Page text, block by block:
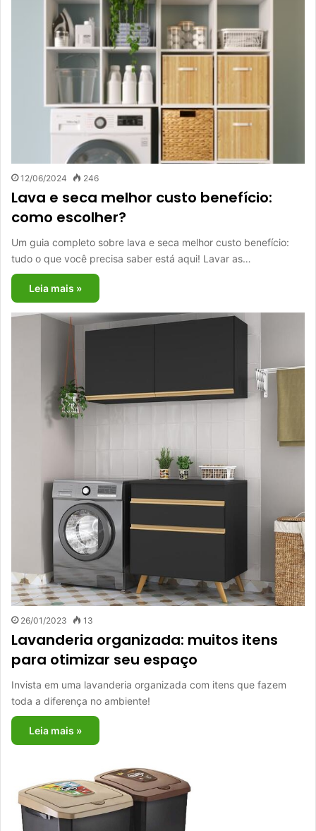
12/06/2024 246
Lava e seca melhor custo benefício:
como escolher?
Um guia completo sobre lava e seca melhor custo benefício:
tudo o que você precisa saber está aqui! Lavar as…
Leia mais »
26/01/2023 13
Lavanderia organizada: muitos itens
para otimizar seu espaço
Invista em uma lavanderia organizada com itens que fazem
toda a diferença no ambiente!
Leia mais »